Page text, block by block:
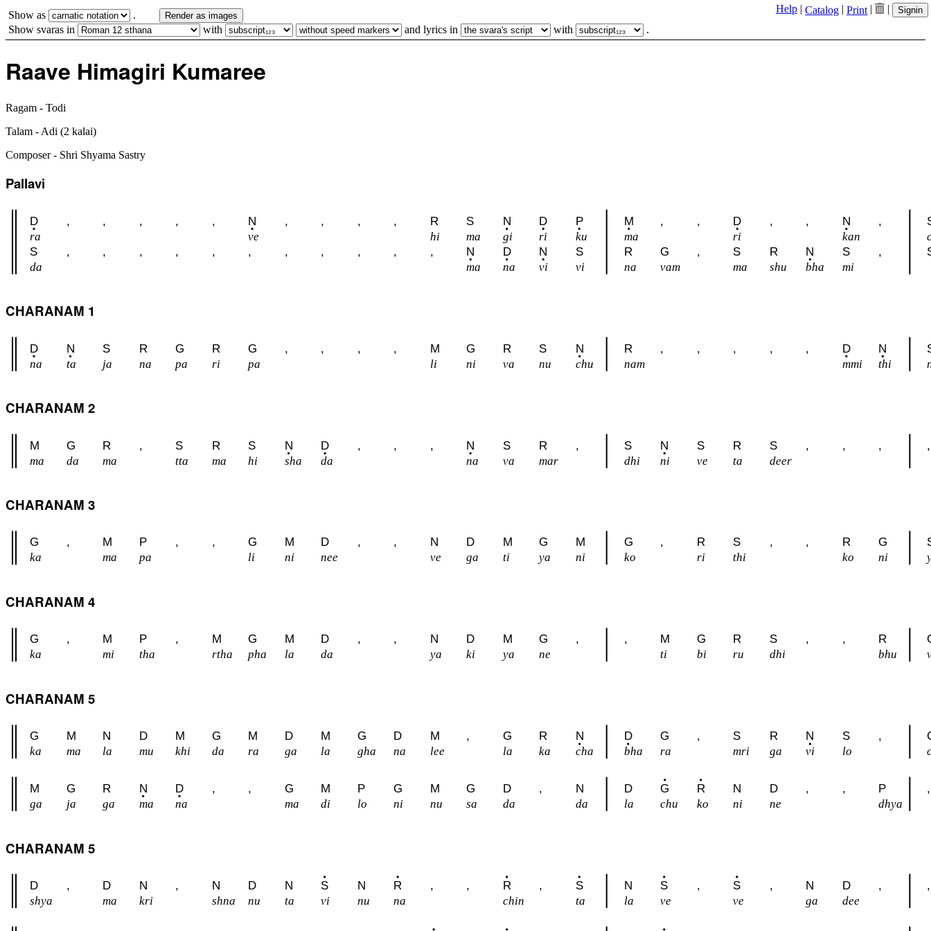
Help | Catalog | Print | | Signin
Show as . Render as images
Show svaras in with and lyrics in with .
Raave Himagiri Kumaree
Ragam - Todi
Talam - Adi (2 kalai)
Composer - Shri Shyama Sastry
Pallavi
D , , , , , N , , , , R S N D P M , , D , , N ,
ra ve hi ma gi ri ku ma ri kan
S , , , , , , , , , , , N D N S R G , S R N S ,
da ma na vi vi na vam ma shu bha mi
CHARANAM 1
D N S R G R G , , , , M G R S N R , , , , , D N
na ta ja na pa ri pa li ni va nu chu nam mmi thi
CHARANAM 2
M G R , S R S N D , , , N S R , S N S R S , , , ,
ma da ma tta ma hi sha da na va mar dhi ni ve ta deer
CHARANAM 3
G , M P , , G M D , , N D M G M G , R S , , R G
ka ma pa li ni nee ve ga ti ya ni ko ri thi ko ni
CHARANAM 4
G , M P , M G M D , , N D M G , , M G R S , , R
ka mi tha rtha pha la da ya ki ya ne ti bi ru dhi bhu
CHARANAM 5
G M N D M G M D M G D M , G R N D G , S R N S ,
ka ma la mu khi da ra ga la gha na lee la ka cha bha ra mri ga vi lo
M G R N D , , G M P G M G D , N D G R N D , , P ,
ga ja ga ma na ma di lo ni nu sa da da la chu ko ni ne dhya
CHARANAM 5
D , D N , N D N S N R , , R , S N S , S , N D , ,
shya ma kri shna nu ta vi nu na chin ta la ve ve ga dee